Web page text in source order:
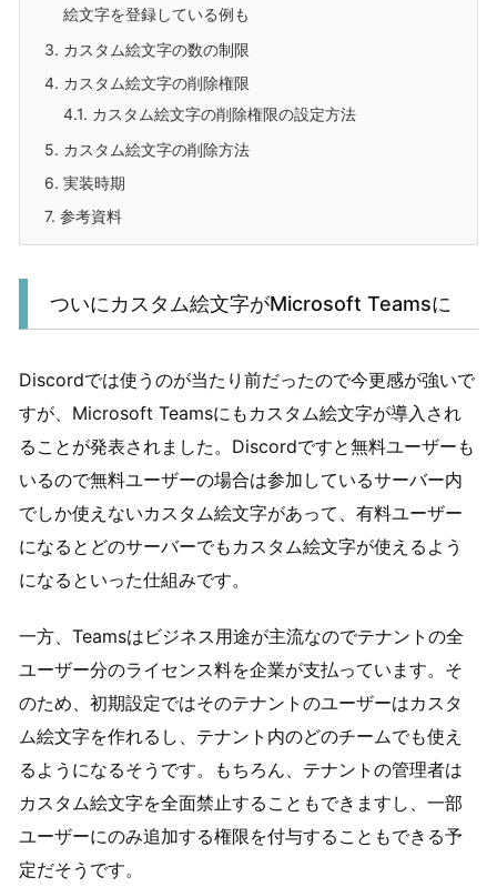
絵文字を登録している例も
3. カスタム絵文字の数の制限
4. カスタム絵文字の削除権限
4.1. カスタム絵文字の削除権限の設定方法
5. カスタム絵文字の削除方法
6. 実装時期
7. 参考資料
ついにカスタム絵文字がMicrosoft Teamsに
Discordでは使うのが当たり前だったので今更感が強いで
すが、Microsoft Teamsにもカスタム絵文字が導入され
ることが発表されました。Discordですと無料ユーザーも
いるので無料ユーザーの場合は参加しているサーバー内
でしか使えないカスタム絵文字があって、有料ユーザー
になるとどのサーバーでもカスタム絵文字が使えるよう
になるといった仕組みです。
一方、Teamsはビジネス用途が主流なのでテナントの全
ユーザー分のライセンス料を企業が支払っています。そ
のため、初期設定ではそのテナントのユーザーはカスタ
ム絵文字を作れるし、テナント内のどのチームでも使え
るようになるそうです。もちろん、テナントの管理者は
カスタム絵文字を全面禁止することもできますし、一部
ユーザーにのみ追加する権限を付与することもできる予
定だそうです。